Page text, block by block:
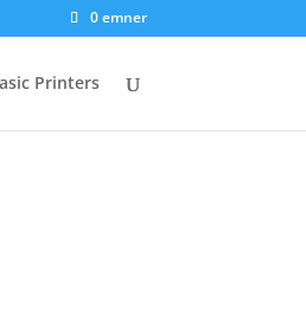
0 emner
Printers